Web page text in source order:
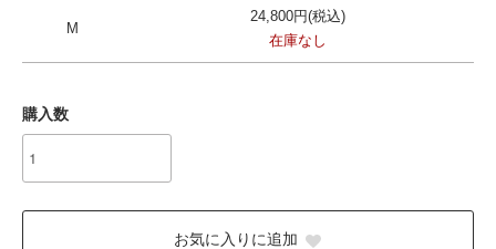
M
24,800円(税込)
在庫なし
購入数
お気に入りに追加